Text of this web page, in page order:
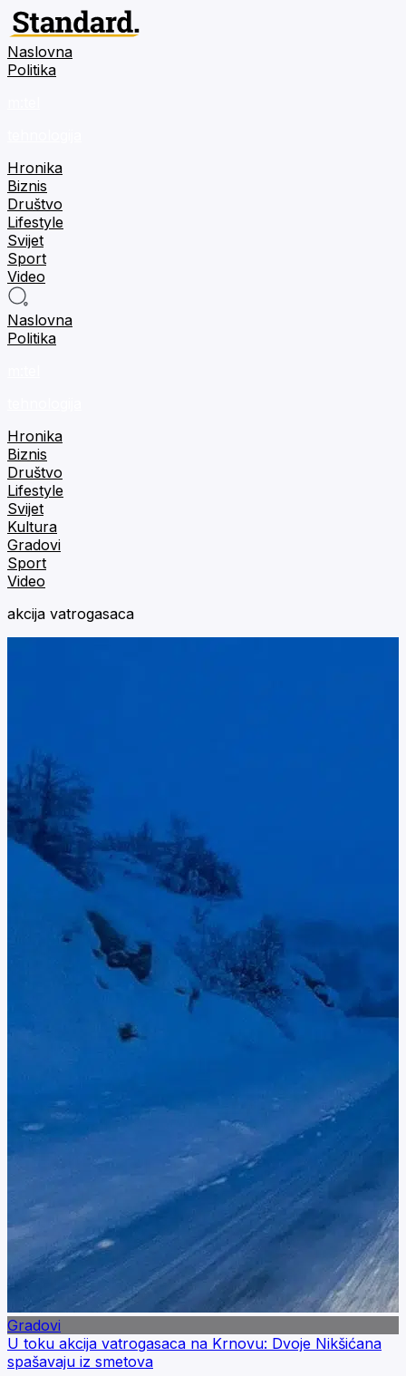
Naslovna
Politika
Hronika
Biznis
Društvo
Lifestyle
Svijet
Sport
Video
Naslovna
Politika
Hronika
Biznis
Društvo
Lifestyle
Svijet
Kultura
Gradovi
Sport
Video
akcija vatrogasaca
Gradovi
U toku akcija vatrogasaca na Krnovu: Dvoje Nikšićana
spašavaju iz smetova